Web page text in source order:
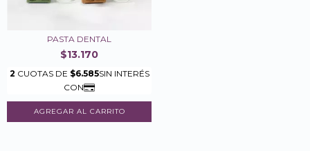
PASTA DENTAL
$13.170
AGREGAR AL CARRITO